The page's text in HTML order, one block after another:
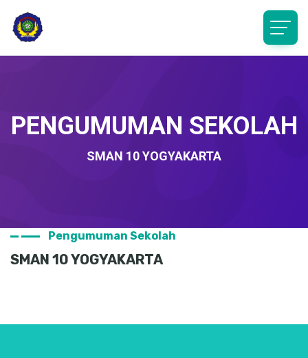
PENGUMUMAN SEKOLAH
SMAN 10 YOGYAKARTA
Pengumuman Sekolah
SMAN 10 YOGYAKARTA